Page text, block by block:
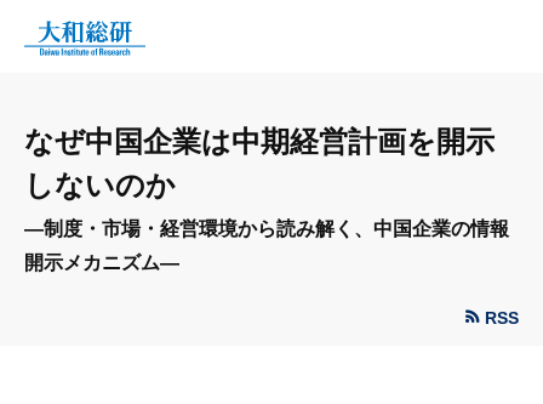
なぜ中国企業は中期経営計画を開示
しないのか
—制度・市場・経営環境から読み解く、中国企業の情報
開示メカニズム—
RSS